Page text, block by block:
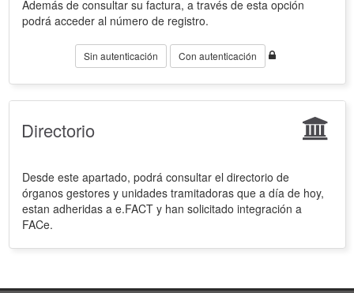
Además de consultar su factura, a través de esta opción
podrá acceder al número de registro.
Sin autenticación Con autenticación
Directorio
Desde este apartado, podrá consultar el directorio de
órganos gestores y unidades tramitadoras que a día de hoy,
estan adheridas a e.FACT y han solicitado integración a
FACe.